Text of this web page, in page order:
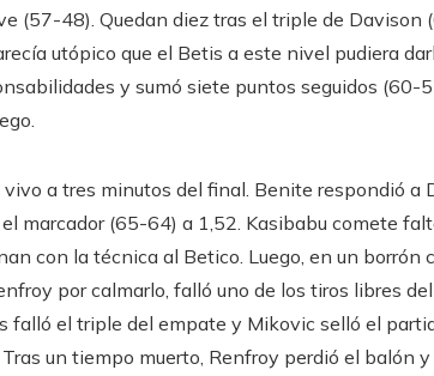
(57-48). Quedan diez tras el triple de
utópico que el Betis a este nivel pudiera
y sumó siete puntos seguidos (60-
a tres minutos del final. Benite respondió a
marcador (65-64) a 1,52. Kasibabu comete
con la técnica al Betico. Luego, en un borrón
por calmarlo, falló uno de los tiros libres
falló el triple del empate y Mikovic selló el
Tras un tiempo muerto, Renfroy perdió el balón